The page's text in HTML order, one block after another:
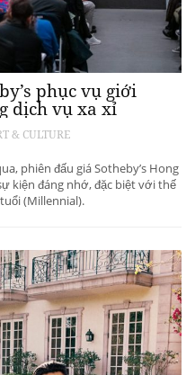
phục vụ giới
dịch vụ xa xỉ
& CULTURE
phiên đấu giá Sotheby’s Hong
kiện đáng nhớ, đặc biệt với thế
(Millennial).